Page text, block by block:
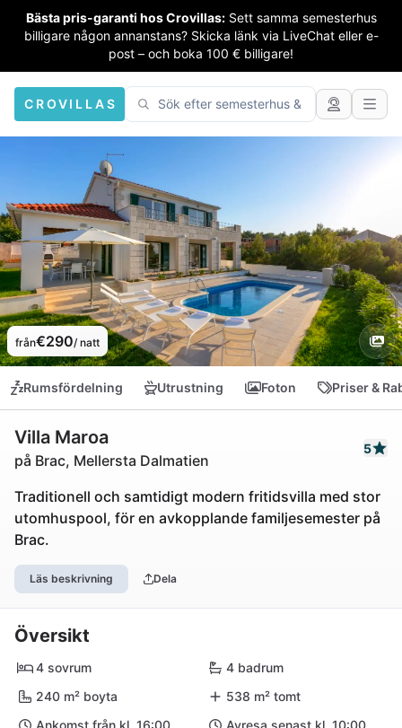
Bästa pris-garanti hos Crovillas: Sett samma semesterhus
billigare någon annanstans? Skicka länk via LiveChat eller e-
post – och boka 100 € billigare!
CROVILLAS
från€290/ natt
Rumsfördelning Utrustning Foton Priser &
Villa Maroa
på Brac, Mellersta Dalmatien
5
Traditionell och samtidigt modern fritidsvilla med stor
utomhuspool, för en avkopplande familjesemester på
Brac.
Läs beskrivning Dela
Översikt
4 sovrum
4 badrum
240 m² boyta
538 m² tomt
Ankomst från kl. 16:00
Avresa senast kl. 10:00